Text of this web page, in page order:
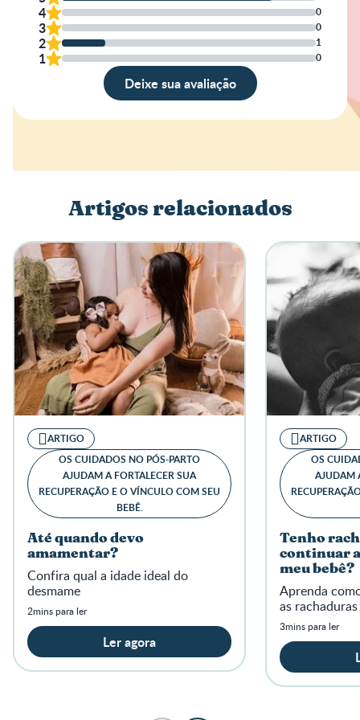
4 0
3 0
2 1
1 0
Deixe sua avaliação
Escreva a sua opinião
Artigos relacionados
ARTIGO
OS CUIDADOS NO PÓS-PARTO
AJUDAM A FORTALECER SUA
RECUPERAÇÃO E O VÍNCULO COM SEU
BEBÊ.
Até quando devo
amamentar?
Confira qual a idade ideal do
desmame
2mins para ler
Ler agora
ARTIGO
OS
AJUDAM
Tenho
continuar
meu bebê?
Aprenda
as
3mins para ler